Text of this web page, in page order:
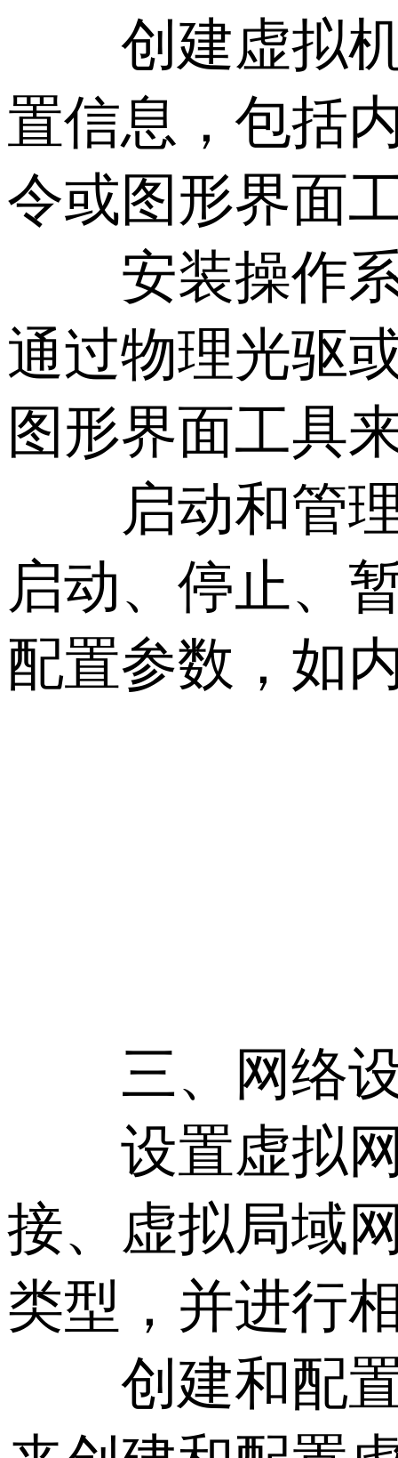
创建虚拟机
置信息，包括
令或图形界面
安装操作系
通过物理光驱
图形界面工具
启动和管理
启动、停止、
配置参数，如
三、网络
设置虚拟网
接、虚拟局域
类型，并进行
创建和配置